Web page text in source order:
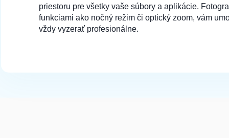
priestoru pre všetky vaše súbory a aplikácie.
funkciami ako nočný režim či optický zoom, vám
vždy vyzerať profesionálne.